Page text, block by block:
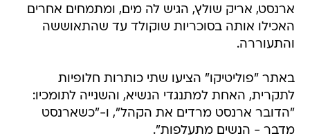
ארנסט, אריק שולץ, הגיש לה מים, ומתמחים אחרים
האכילו אותה בסוכריות שוקולד עד שהתאוששה
והתעוררה.
באתר "פוליטיקו" הציעו שתי כותרות חלופיות
לתקרית, האחת למתנגדי הנשיא, והשנייה לתומכיו:
"הדובר ארנסט מרדים את הקהל", ו-"כשארנסט
מדבר - הנשים מתעלפות".